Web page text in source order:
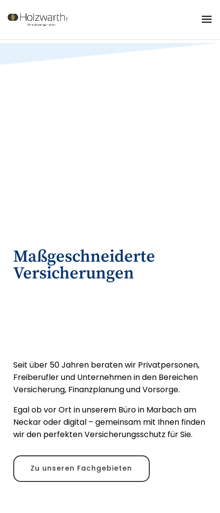
Maßgeschneiderte
Versicherungen
Seit über 50 Jahren beraten wir Privatpersonen,
Freiberufler und Unternehmen in den Bereichen
Versicherung, Finanzplanung und Vorsorge.
Egal ob vor Ort in unserem Büro in Marbach am
Neckar oder digital – gemeinsam mit Ihnen finden
wir den perfekten Versicherungsschutz für Sie.
Zu unseren Fachgebieten